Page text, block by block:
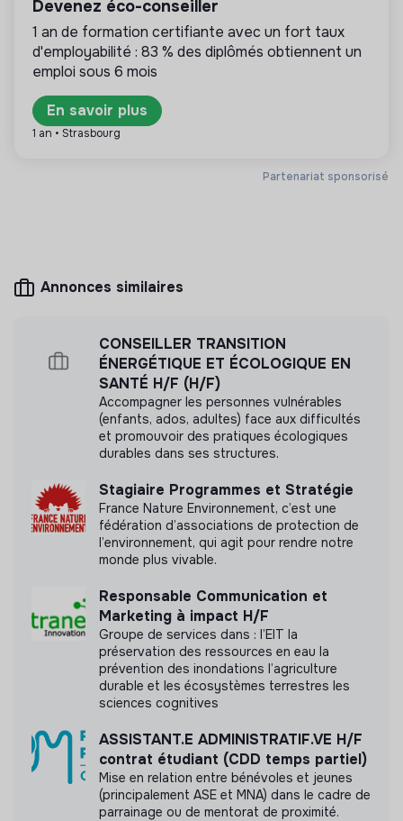
Vision stratégique + opérationnelle
Projet à impact (écologie & solidarité)
Candidature
Votre CV
Une lettre de motivation
Rythme à définir selon école
Prise de poste : au plus tard début septembre
responsables alignés avec les besoins de la
transformation écologique et solidaire.
Plus d'informations
Écologie
Mesure d'impact
Labels et certifications
France.
Référencé par Shift Your Job.
Accompagné par Antropia ESSEC
Documents
N'a pas encore communiqué de documents de
transparence
Partenariat sponsorisé
Devenez éco-conseiller
1 an de formation certifiante avec un fort taux
d'employabilité : 83 % des diplômés obtiennent un
emploi sous 6 mois
En savoir plus
1 an • Strasbourg
Annonces similaires
CONSEILLER TRANSITION
ÉNERGÉTIQUE ET ÉCOLOGIQUE EN
SANTÉ H/F (H/F)
Accompagner les personnes vulnérables
(enfants, ados, adultes) face aux difficultés
et promouvoir des pratiques écologiques
durables dans ses structures.
Stagiaire Programmes et Stratégie
France Nature Environnement, c’est une
fédération d’associations de protection de
l’environnement, qui agit pour rendre notre
monde plus vivable.
Responsable Communication et
Marketing à impact H/F
Groupe de services dans : l’EIT la
préservation des ressources en eau la
prévention des inondations l’agriculture
durable et les écosystèmes terrestres les
sciences cognitives
ASSISTANT.E ADMINISTRATIF.VE H/F
contrat étudiant (CDD temps partiel)
Mise en relation entre bénévoles et jeunes
(principalement ASE et MNA) dans le cadre de
parrainage ou de mentorat de proximité.